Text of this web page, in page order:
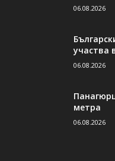
06.08.2026
участва
06.08.2026
метра
06.08.2026